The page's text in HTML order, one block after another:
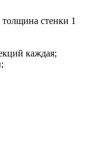
стенки 1
каждая;